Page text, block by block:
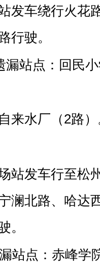
发车绕行火花
行驶。
漏站点：回民
来水厂（2路
站发车行至松
澜北路、哈达
。
站点：赤峰学